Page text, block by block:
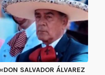
SALVADOR ÁLVAREZ